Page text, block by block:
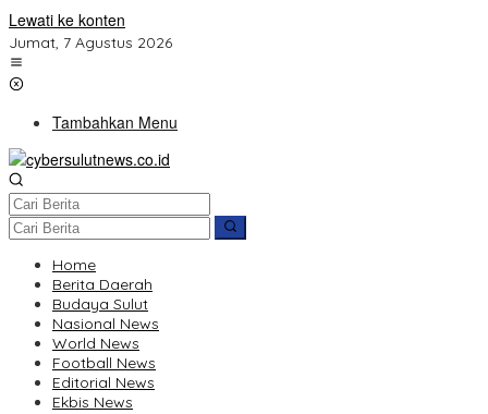
Lewati ke konten
Jumat, 7 Agustus 2026
Tambahkan Menu
Home
Berita Daerah
Budaya Sulut
Nasional News
World News
Football News
Editorial News
Ekbis News